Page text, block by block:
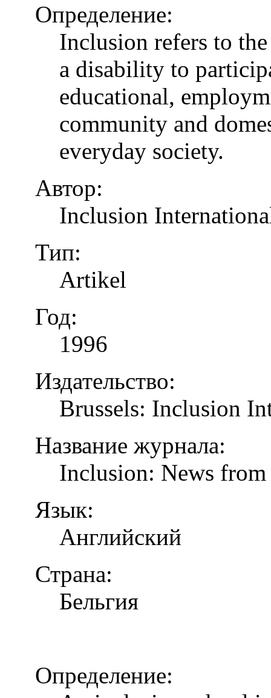
Определение:
Inclusion refers to
a disability to
educational,
community and
everyday society.
Автор:
Inclusion
Тип:
Artikel
Год:
1996
Издательство:
Brussels: Inclusion
Название журнала:
Inclusion: News
Язык:
Английский
Страна:
Бельгия
Определение: